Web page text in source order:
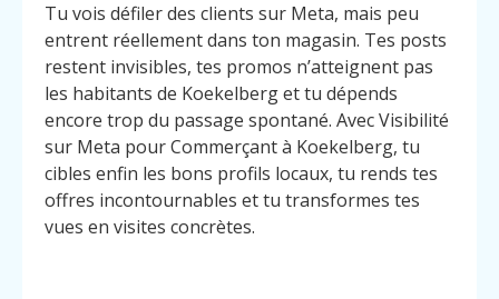
Tu vois défiler des clients sur Meta, mais peu
entrent réellement dans ton magasin. Tes posts
restent invisibles, tes promos n’atteignent pas
les habitants de Koekelberg et tu dépends
encore trop du passage spontané. Avec Visibilité
sur Meta pour Commerçant à Koekelberg, tu
cibles enfin les bons profils locaux, tu rends tes
offres incontournables et tu transformes tes
vues en visites concrètes.